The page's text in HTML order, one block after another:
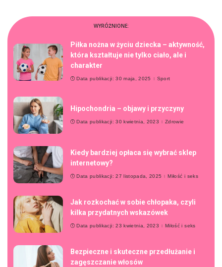
WYRÓŻNIONE:
Piłka nożna w życiu dziecka – aktywność,
która kształtuje nie tylko ciało, ale i
charakter
Data publikacji: 30 maja, 2025 Sport
Hipochondria – objawy i przyczyny
Data publikacji: 30 kwietnia, 2023 Zdrowie
Kiedy bardziej opłaca się wybrać sklep
internetowy?
Data publikacji: 27 listopada, 2025 Miłość i seks
Jak rozkochać w sobie chłopaka, czyli
kilka przydatnych wskazówek
Data publikacji: 23 kwietnia, 2023 Miłość i seks
Bezpieczne i skuteczne przedłużanie i
zagęszczanie włosów